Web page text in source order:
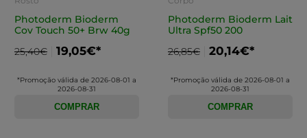
Photoderm Bioderm
Cov Touch 50+ Brw 40g
25,40€
19,05€*
*Promoção válida de 2026-08-01 a
2026-08-31
COMPRAR
Photoderm Bioderm Lait
Ultra Spf50 200
26,85€
20,14€*
*Promoção válida de 2026-08-01 a
2026-08-31
COMPRAR